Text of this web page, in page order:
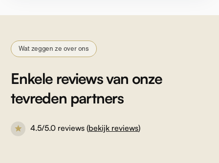
Wat zeggen ze over ons
Enkele reviews van onze
tevreden partners
4.5/5.0 reviews (bekijk reviews)